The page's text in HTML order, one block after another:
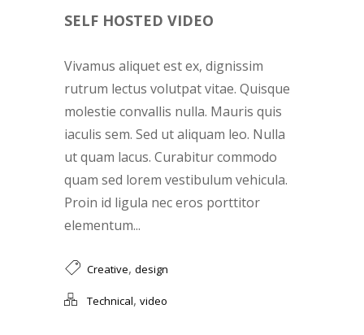
SELF HOSTED VIDEO
Vivamus aliquet est ex, dignissim
rutrum lectus volutpat vitae. Quisque
molestie convallis nulla. Mauris quis
iaculis sem. Sed ut aliquam leo. Nulla
ut quam lacus. Curabitur commodo
quam sed lorem vestibulum vehicula.
Proin id ligula nec eros porttitor
elementum...
Creative, design
Technical, video